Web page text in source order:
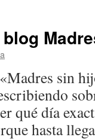
sin
qué día
hasta